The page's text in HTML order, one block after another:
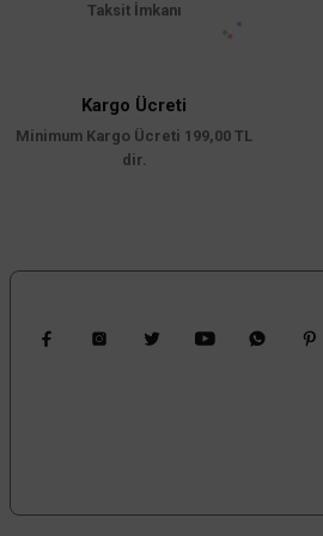
Taksit İmkanı
Kargo Ücreti
Minimum Kargo Ücreti 199,00 TL
dir.